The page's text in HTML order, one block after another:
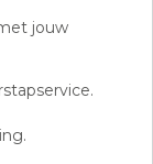
jouw